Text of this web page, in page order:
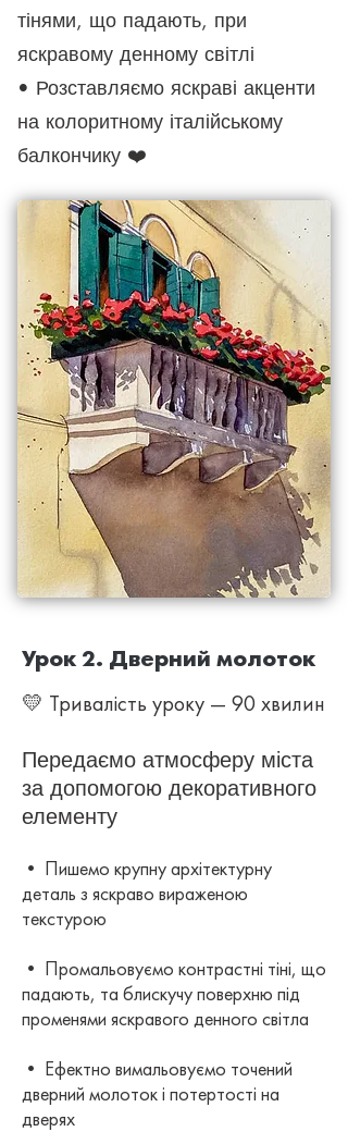
тінями, що падають, при
яскравому денному світлі
• Розставляємо яскраві акценти
на колоритному італійському
балкончику ❤️
Урок 2. Дверний молоток
💛 Тривалість уроку — 90 хвилин
Передаємо атмосферу міста
за допомогою декоративного
елементу
• Пишемо крупну архітектурну
деталь з яскраво вираженою
текстурою
• Промальовуємо контрастні тіні, що
падають, та блискучу поверхню під
променями яскравого денного світла
• Ефектно вимальовуємо точений
дверний молоток і потертості на
дверях